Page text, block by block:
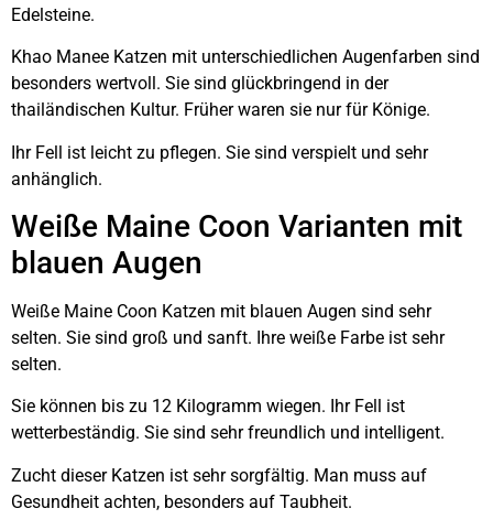
Edelsteine.
Khao Manee Katzen mit unterschiedlichen Augenfarben sind
besonders wertvoll. Sie sind glückbringend in der
thailändischen Kultur. Früher waren sie nur für Könige.
Ihr Fell ist leicht zu pflegen. Sie sind verspielt und sehr
anhänglich.
Weiße Maine Coon Varianten mit
blauen Augen
Weiße Maine Coon Katzen mit blauen Augen sind sehr
selten. Sie sind groß und sanft. Ihre weiße Farbe ist sehr
selten.
Sie können bis zu 12 Kilogramm wiegen. Ihr Fell ist
wetterbeständig. Sie sind sehr freundlich und intelligent.
Zucht dieser Katzen ist sehr sorgfältig. Man muss auf
Gesundheit achten, besonders auf Taubheit.